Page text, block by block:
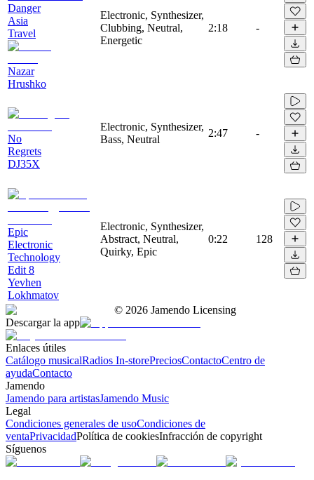
Danger
Asia
Travel
Nazar
Hrushko
Electronic, Synthesizer,
Clubbing, Neutral,
Energetic
2:18 -
No
Regrets
DJ35X
Electronic, Synthesizer,
Bass, Neutral
2:47 -
Epic
Electronic
Technology
Edit 8
Yevhen
Lokhmatov
Electronic, Synthesizer,
Abstract, Neutral,
Quirky, Epic
0:22 128
© 2026 Jamendo Licensing
Descargar la app
Enlaces útiles
Catálogo musicalRadios In-storePreciosContactoCentro de
ayudaContacto
Jamendo
Jamendo para artistasJamendo Music
Legal
Condiciones generales de usoCondiciones de
ventaPrivacidadPolítica de cookiesInfracción de copyright
Síguenos